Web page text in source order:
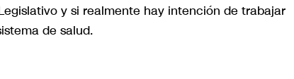
y si realmente hay intención de trabajar
de salud.